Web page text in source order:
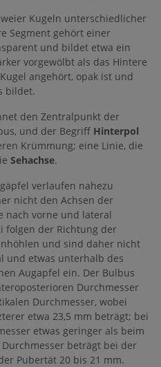
Kugeln unterschiedlicher
Segment gehört einer
und bildet etwa ein
vorgewölbt als das Hintere
angehört, opak ist und
bildet.
den Zentralpunkt der
und der Begriff Hinterpol
Krümmung; eine Linie, die
Sehachse.
verlaufen nahezu
nicht den Achsen der
nach vorne und lateral
folgen der Richtung der
und sind daher nicht
und etwas unterhalb des
Augapfel ein. Der Bulbus
Durchmesser
Durchmesser, wobei
etwa 23,5 mm beträgt; bei
etwas geringer als beim
beträgt bei der
Pubertät 20 bis 21 mm.